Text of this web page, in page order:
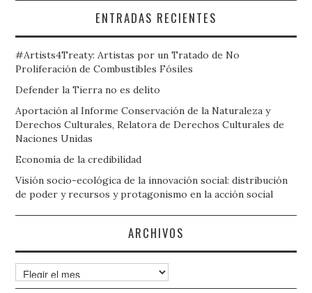
ENTRADAS RECIENTES
#Artists4Treaty: Artistas por un Tratado de No
Proliferación de Combustibles Fósiles
Defender la Tierra no es delito
Aportación al Informe Conservación de la Naturaleza y
Derechos Culturales, Relatora de Derechos Culturales de
Naciones Unidas
Economía de la credibilidad
Visión socio-ecológica de la innovación social: distribución
de poder y recursos y protagonismo en la acción social
ARCHIVOS
Archivos